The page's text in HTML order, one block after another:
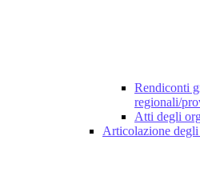
Rendiconti
regionali/
Atti degli
Articolazione